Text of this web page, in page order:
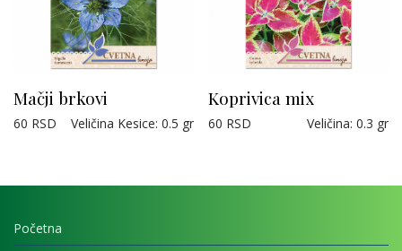
Mačji brkovi
Veličina Kesice: 0.5 gr
60 RSD
Koprivica mix
Veličina: 0.3 gr
60 RSD
Početna